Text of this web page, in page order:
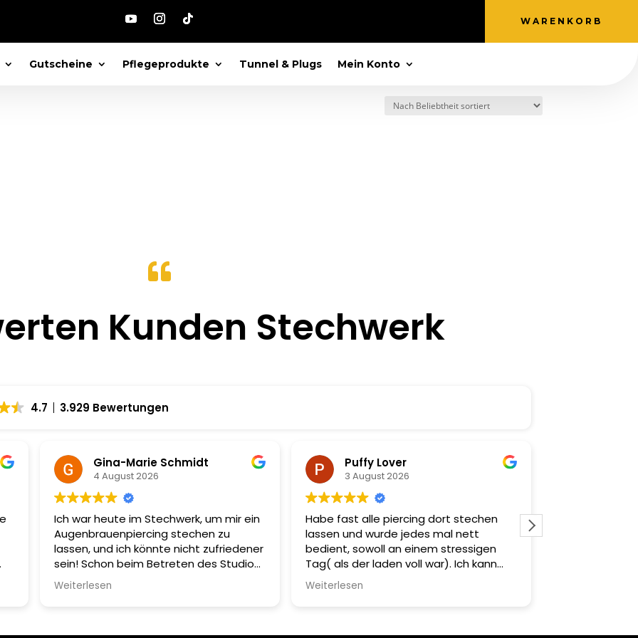
WARENKORB
Gutscheine Pflegeprodukte Tunnel & Plugs Mein Konto

Kunden Stechwerk
4.7 3.929 Bewertungen
Gina-Marie Schmidt
4 August 2026
Ich war heute im Stechwerk, um mir ein
Augenbrauenpiercing stechen zu
lassen, und ich könnte nicht zufriedener
sein! Schon beim Betreten des Studios
wurde ich unglaublich freundlich
empfangen. Die Atmosphäre ist sehr
Weiterlesen
Puffy Lover
3 August 2026
Habe fast alle piercing dort stechen
lassen und wurde jedes mal nett
bedient, sowoll an einem stressigen
Tag( als der laden voll war). Ich kann
mich keines wegs beklagen. Ausserden
eine Tolle schmuckauswahl für jeden
Weiterlesen